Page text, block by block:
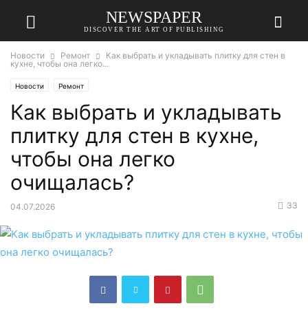
NEWSPAPER
DISCOVER THE ART OF PUBLISHING
Новости Ремонт
Как выбрать и укладывать плитку для стен в
кухне, чтобы она легко...
Новости Ремонт
Как выбрать и укладывать
плитку для стен в кухне,
чтобы она легко
очищалась?
04.07.2026 33